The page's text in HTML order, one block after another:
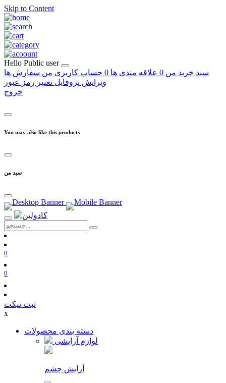
Skip to Content
Hello Public user
سبد خرید من 0 علاقه مندی ها 0 حساب کاربری من سفارش ها
ویرایش پروفایل تغییر رمز عبور
خروج
You may also like this products
سبد من
0
0
ثبت تیکت
x
دسته بندی محصولات
لوازم آرایشی
آرایش چشم